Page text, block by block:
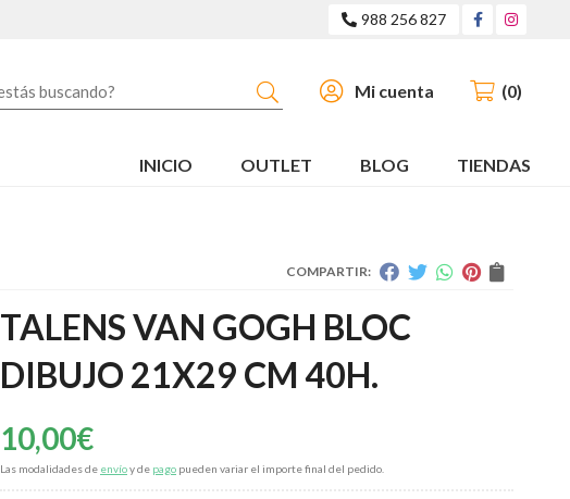
988 256 827
Buscar Mi cuenta 0
INICIO OUTLET BLOG TIENDAS
COMPARTIR:
TALENS VAN GOGH BLOC
DIBUJO 21X29 CM 40H.
10,00€
Las modalidades de envíoy de pago pueden variar el importe final del pedido.